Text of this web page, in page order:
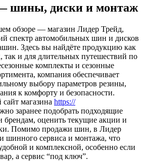
шины, диски и монтаж
обзоре — магазин Лидер Трейд,
спектр автомобильных шин и дисков
Здесь вы найдёте продукцию как
так и для длительных путешествий по
комплекты и сезонные
компания обеспечивает
выбору параметров резины,
к комфорту и безопасности.
магазина https://
заранее подобрать подходящие
брендам, оценить текущие акции и
Помимо продажи шин, в Лидер
шинного сервиса и монтажа, что
и комплексной, особенно если
а сервис “под ключ”.